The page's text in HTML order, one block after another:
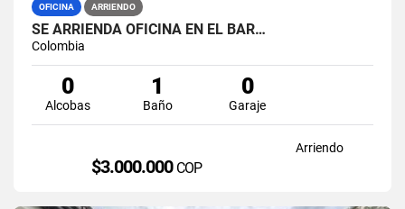
OFICINA ARRIENDO
SE ARRIENDA OFICINA EN EL BAR…
Colombia
0
Alcobas
1
Baño
0
Garaje
Arriendo
$3.000.000 COP